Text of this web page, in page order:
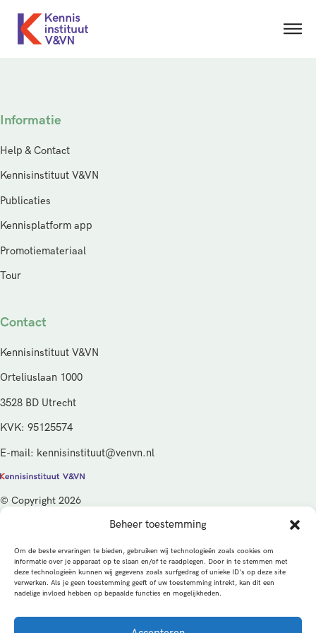
Beheer toestemming
Om de beste ervaringen te bieden, gebruiken wij technologieën zoals cookies om
informatie over je apparaat op te slaan en/of te raadplegen. Door in te stemmen met
deze technologieën kunnen wij gegevens zoals surfgedrag of unieke ID's op deze site
verwerken. Als je geen toestemming geeft of uw toestemming intrekt, kan dit een
nadelige invloed hebben op bepaalde functies en mogelijkheden.
Informatie
Help & Contact
Kennisinstituut V&VN
Publicaties
Kennisplatform app
Promotiemateriaal
Tour
Contact
Kennisinstituut V&VN
Orteliuslaan 1000
3528 BD Utrecht
KVK: 95125574
E-mail: kennisinstituut@venvn.nl
© Copyright 2026
De activiteiten van het Kennisinstituut V&VN worden gefinancierd
vanuit de kwaliteitsgelden van het ministerie van Volksgezondheid,
Welzijn en Sport (VWS), beheerd door ZonMw.
PrivacybeleidCookiesAlgemene voorwaarden